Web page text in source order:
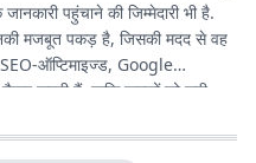
पहुंचाने की जिम्मेदारी भी है.
मजबूत पकड़ है, जिसकी मदद से वह
ऑप्टिमाइज्ड, Google
करती हैं, ताकि पाठकों को सही
बेहतर हो.